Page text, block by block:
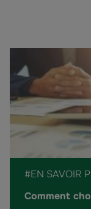
#EN SAVOIR
Comment